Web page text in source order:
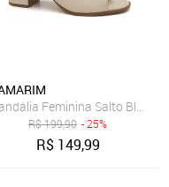
Ramarim 2443206 - Preto
Feminina Salto Bloco
R$199,90 - 25%
R$ 149,99